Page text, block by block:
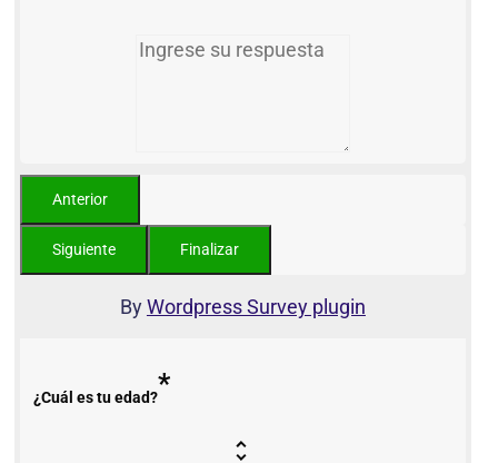
ByWordpress Survey plugin
¿Cuál es tu edad?*